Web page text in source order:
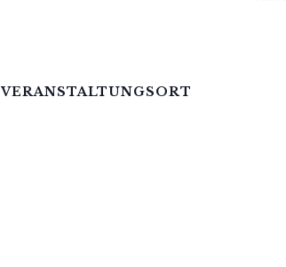
VERANSTALTUNGSORT